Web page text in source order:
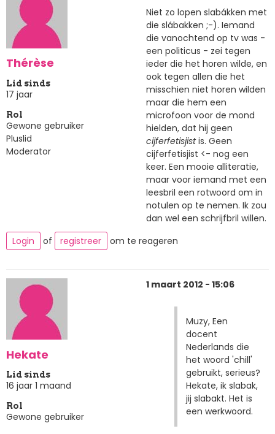
Thérèse
Lid sinds
17 jaar
Rol
Gewone gebruiker
Pluslid
Moderator
Niet zo lopen slabákken met
die slábakken ;-). Iemand
die vanochtend op tv was -
een politicus - zei tegen
ieder die het horen wilde, en
ook tegen allen die het
misschien niet horen wilden
maar die hem een
microfoon voor de mond
hielden, dat hij geen
cijferfetisjistis. Geen
cijferfetisjist <- nog een
keer. Een mooie alliteratie,
maar voor iemand met een
leesbril een rotwoord om in
notulen op te nemen. Ik zou
dan wel een schrijfbril willen.
Login
of registreer om te reageren
Hekate
Lid sinds
16 jaar 1 maand
Rol
Gewone gebruiker
1 maart 2012 - 15:06
Muzy, Een
docent
Nederlands die
het woord 'chill'
gebruikt, serieus?
Hekate, ik slabak,
jij slabakt. Het is
een werkwoord.